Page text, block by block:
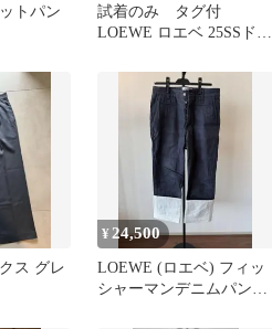
トパン
試着のみ タグ付
LOEWE ロエベ 25SSドレ
ック
ス グレ
¥24,500
LOEWE (ロエベ) フィッ
シャーマンデニムパンツ